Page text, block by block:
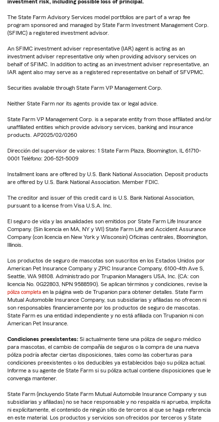
investment risk, including possible loss of principal.
The State Farm Advisory Services model portfolios are part of a wrap fee
program sponsored and managed by State Farm Investment Management Corp.
(SFIMC) a registered investment advisor.
An SFIMC investment adviser representative (IAR) agent is acting as an
investment adviser representative only when providing advisory services on
behalf of SFIMC. In addition to acting as an investment adviser representative, an
IAR agent also may serve as a registered representative on behalf of SFVPMC.
Securities available through State Farm VP Management Corp.
Neither State Farm nor its agents provide tax or legal advice.
State Farm VP Management Corp. is a separate entity from those affiliated and/or
unaffiliated entities which provide advisory services, banking and insurance
products. AP2025/02/0260
Dirección del supervisor de valores: 1 State Farm Plaza, Bloomington, IL 61710-
0001 Teléfono: 206-521-5009
Installment loans are offered by U.S. Bank National Association. Deposit products
are offered by U.S. Bank National Association. Member FDIC.
The creditor and issuer of this credit card is U.S. Bank National Association,
pursuant to a license from Visa U.S.A. Inc.
El seguro de vida y las anualidades son emitidos por State Farm Life Insurance
Company. (Sin licencia en MA, NY y WI) State Farm Life and Accident Assurance
Company (con licencia en New York y Wisconsin) Oficinas centrales, Bloomington,
Illinois.
Los productos de seguro de mascotas son suscritos en los Estados Unidos por
American Pet Insurance Company y ZPIC Insurance Company, 6100-4th Ave S,
Seattle, WA 98108. Administrado por Trupanion Managers USA, Inc. (CA: con
licencia No. 0G22803, NPN 9588590). Se aplican términos y condiciones, revise la
póliza completa en la página web de Trupanion para obtener detalles. State Farm
Mutual Automobile Insurance Company, sus subsidiarias y afiliadas no ofrecen ni
son responsables financieramente por los productos de seguro de mascotas.
State Farm es una entidad independiente y no está afiliada con Trupanion ni con
American Pet Insurance.
Condiciones preexistentes: Si actualmente tiene una póliza de seguro médico
para mascotas, el cambio de compañía de seguros o la compra de una nueva
póliza podría afectar ciertas disposiciones, tales como las coberturas para
condiciones preexistentes o los deducibles ya establecidos bajo su póliza actual.
Informe a su agente de State Farm si su póliza actual contiene disposiciones que le
convenga mantener.
State Farm (incluyendo State Farm Mutual Automobile Insurance Company y sus
subsidiarias y afiliadas) no se hace responsable y no respalda ni aprueba, implícita
ni explícitamente, el contenido de ningún sitio de terceros al que se haga referencia
en este material. Los productos y servicios son ofrecidos por terceros y State